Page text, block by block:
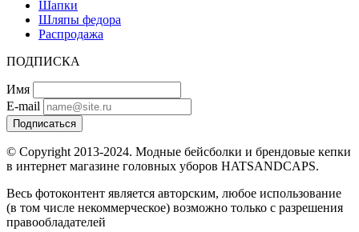
Шапки
Шляпы федора
Распродажа
ПОДПИСКА
Имя
E-mail
Подписаться
© Copyright 2013-2024. Модные бейсболки и брендовые кепки
в интернет магазине головных уборов HATSANDCAPS.
Весь фотоконтент является авторским, любое использование
(в том числе некоммерческое) возможно только с разрешения
правообладателей